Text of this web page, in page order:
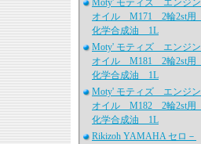
Moty' モティズ エンジン
オイル M171 2輪2st用
化学合成油 1L
Moty' モティズ エンジン
オイル M181 2輪2st用
化学合成油 1L
Moty' モティズ エンジン
オイル M182 2輪2st用
化学合成油 1L
Rikizoh YAMAHA セロ－